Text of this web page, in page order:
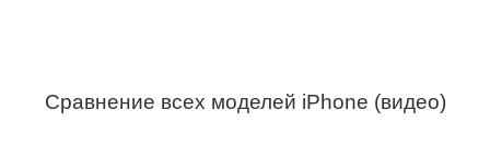
Сравнение всех моделей iPhone (видео)